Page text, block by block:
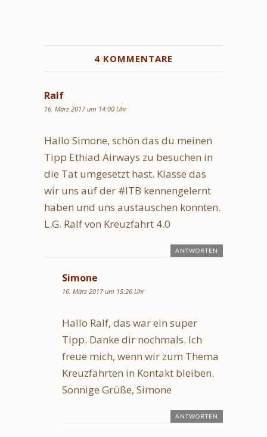
4 KOMMENTARE
Ralf
16. März 2017 um 14:00 Uhr
Hallo Simone, schön das du meinen
Tipp Ethiad Airways zu besuchen in
die Tat umgesetzt hast. Klasse das
wir uns auf der #ITB kennengelernt
haben und uns austauschen konnten.
L.G. Ralf von Kreuzfahrt 4.0
ANTWORTEN
Simone
16. März 2017 um 15:26 Uhr
Hallo Ralf, das war ein super
Tipp. Danke dir nochmals. Ich
freue mich, wenn wir zum Thema
Kreuzfahrten in Kontakt bleiben.
Sonnige Grüße, Simone
ANTWORTEN